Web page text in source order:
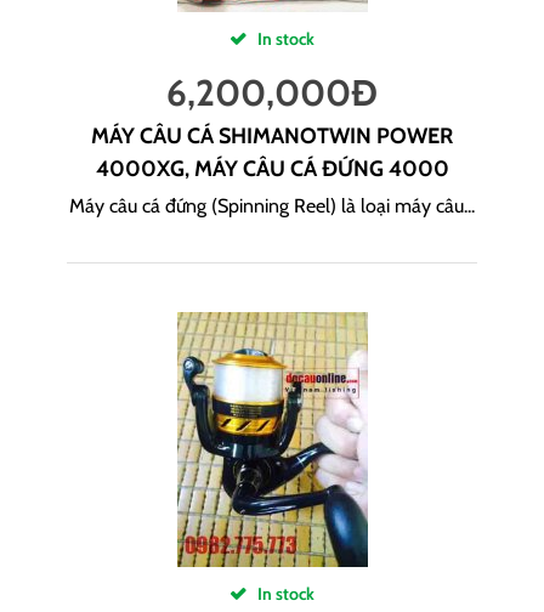
In stock
6,200,000Đ
MÁY CÂU CÁ SHIMANOTWIN POWER
4000XG, MÁY CÂU CÁ ĐỨNG 4000
Máy câu cá đứng (Spinning Reel) là loại máy câu...
In stock